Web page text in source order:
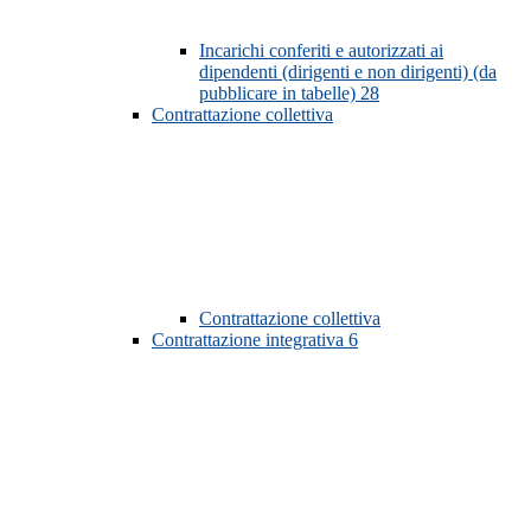
Incarichi conferiti e autorizzati ai
dipendenti (dirigenti e non dirigenti) (da
pubblicare in tabelle) 28
Contrattazione collettiva
Contrattazione collettiva
Contrattazione integrativa 6